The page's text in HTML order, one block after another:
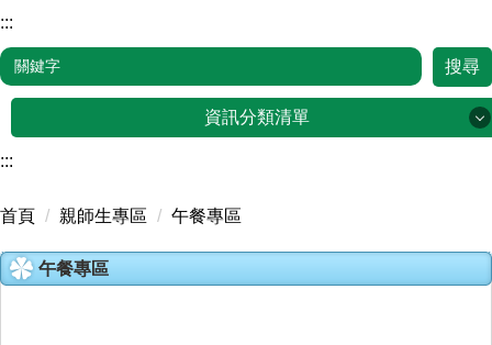
:::
搜尋
資訊分類清單
行政單位
家長會
:::
首頁 親師生專區 午餐專區
午餐專區